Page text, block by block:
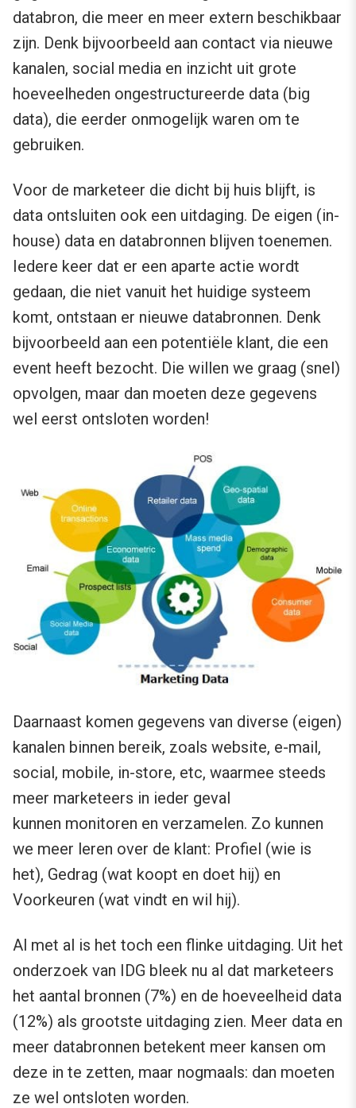
databron, die meer en meer extern beschikbaar
zijn. Denk bijvoorbeeld aan contact via nieuwe
kanalen, social media en inzicht uit grote
hoeveelheden ongestructureerde data (big
data), die eerder onmogelijk waren om te
gebruiken.
Voor de marketeer die dicht bij huis blijft, is
data ontsluiten ook een uitdaging. De eigen (in-
house) data en databronnen blijven toenemen.
Iedere keer dat er een aparte actie wordt
gedaan, die niet vanuit het huidige systeem
komt, ontstaan er nieuwe databronnen. Denk
bijvoorbeeld aan een potentiële klant, die een
event heeft bezocht. Die willen we graag (snel)
opvolgen, maar dan moeten deze gegevens
wel eerst ontsloten worden!
Daarnaast komen gegevens van diverse (eigen)
kanalen binnen bereik, zoals website, e-mail,
social, mobile, in-store, etc, waarmee steeds
meer marketeers in ieder geval
kunnen monitoren en verzamelen. Zo kunnen
we meer leren over de klant: Profiel (wie is
het), Gedrag (wat koopt en doet hij) en
Voorkeuren (wat vindt en wil hij).
Al met al is het toch een flinke uitdaging. Uit het
onderzoek van IDG bleek nu al dat marketeers
het aantal bronnen (7%) en de hoeveelheid data
(12%) als grootste uitdaging zien. Meer data en
meer databronnen betekent meer kansen om
deze in te zetten, maar nogmaals: dan moeten
ze wel ontsloten worden.